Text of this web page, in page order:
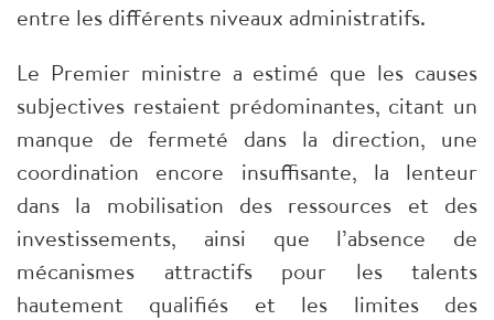
entre les différents niveaux administratifs.
Le Premier ministre a estimé que les causes
subjectives restaient prédominantes, citant un
manque de fermeté dans la direction, une
coordination encore insuffisante, la lenteur
dans la mobilisation des ressources et des
investissements, ainsi que l’absence de
mécanismes attractifs pour les talents
hautement qualifiés et les limites des